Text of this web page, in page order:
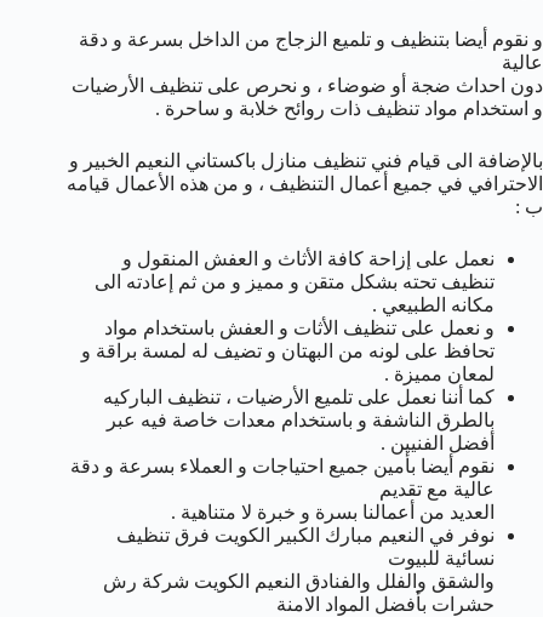
و نقوم أيضا بتنظيف و تلميع الزجاج من الداخل بسرعة و دقة
عالية
دون احداث ضجة أو ضوضاء ، و نحرص على تنظيف الأرضيات
و استخدام مواد تنظيف ذات روائح خلابة و ساحرة .
بالإضافة الى قيام فني تنظيف منازل باكستاني النعيم الخبير و
الاحترافي في جميع أعمال التنظيف ، و من هذه الأعمال قيامه
ب :
نعمل على إزاحة كافة الأثاث و العفش المنقول و
تنظيف تحته بشكل متقن و مميز و من ثم إعادته الى
مكانه الطبيعي .
و نعمل على تنظيف الأثات و العفش باستخدام مواد
تحافظ على لونه من البهتان و تضيف له لمسة براقة و
لمعان مميزة .
كما أننا نعمل على تلميع الأرضيات ، تنظيف الباركيه
بالطرق الناشفة و باستخدام معدات خاصة فيه عبر
أفضل الفنيين .
نقوم أيضا بأمين جميع احتياجات و العملاء بسرعة و دقة
عالية مع تقديم
العديد من أعمالنا بسرة و خبرة لا متناهية .
نوفر في النعيم مبارك الكبير الكويت فرق تنظيف
نسائية للبيوت
والشقق والفلل والفنادق النعيم الكويت شركة رش
حشرات بأفضل المواد الامنة